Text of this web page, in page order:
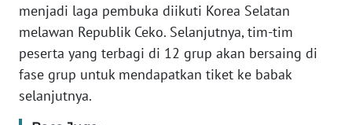
menjadi laga pembuka diikuti Korea Selatan
melawan Republik Ceko. Selanjutnya, tim-tim
peserta yang terbagi di 12 grup akan bersaing di
fase grup untuk mendapatkan tiket ke babak
selanjutnya.
JAMBI
WN